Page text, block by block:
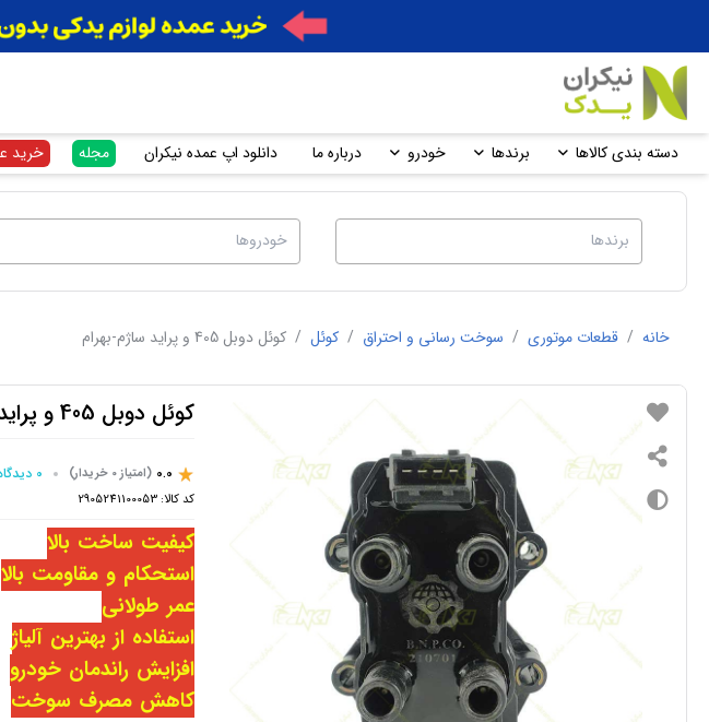
دسته بندی کالاها برندها خودرو درباره ما دانلود اپ عمده نیکران مجله خرید
خانه / قطعات موتوری / سوخت رسانی و احتراق / کوئل / کوئل دوبل 405 و پراید ساژم-بهرام
کوئل دوبل 405 و پراید ساژم-بهرام
0.0 (امتیاز 0 خریدار) 0 دیدگاه
کد کالا: 2905241100053
کیفیت ساخت بالا
استحکام و مقاومت بالا
عمر طولانی
استفاده از بهترین آلیاژ
افزایش راندمان خودرو
کاهش مصرف سوخت